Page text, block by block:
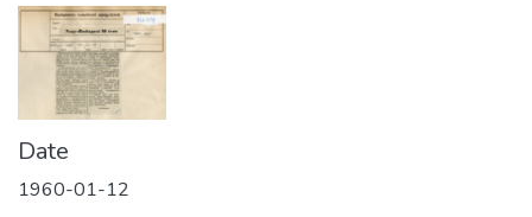
About us
Date
1960-01-12